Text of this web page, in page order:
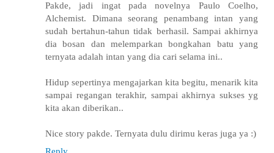
Pakde, jadi ingat pada novelnya Paulo Coelho,
Alchemist. Dimana seorang penambang intan yang
sudah bertahun-tahun tidak berhasil. Sampai akhirnya
dia bosan dan melemparkan bongkahan batu yang
ternyata adalah intan yang dia cari selama ini..
Hidup sepertinya mengajarkan kita begitu, menarik kita
sampai regangan terakhir, sampai akhirnya sukses yg
kita akan diberikan..
Nice story pakde. Ternyata dulu dirimu keras juga ya :)